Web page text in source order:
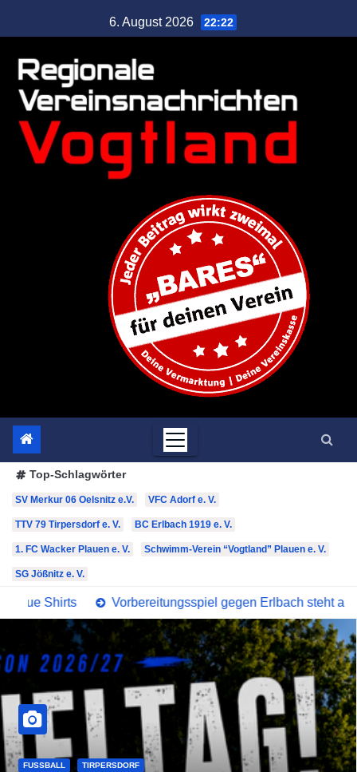
6. August 2026 22:22
Top-Schlagwörter
SV Merkur 06 Oelsnitz e.V. VFC Adorf e. V.
TTV 79 Tirpersdorf e. V. BC Erlbach 1919 e. V.
1. FC Wacker Plauen e. V. Schwimm-Verein “Vogtland” Plauen e. V.
SG Jößnitz e. V.
gegen Erlbach steht an Der nächste
FUSSBALL TIRPERSDORF